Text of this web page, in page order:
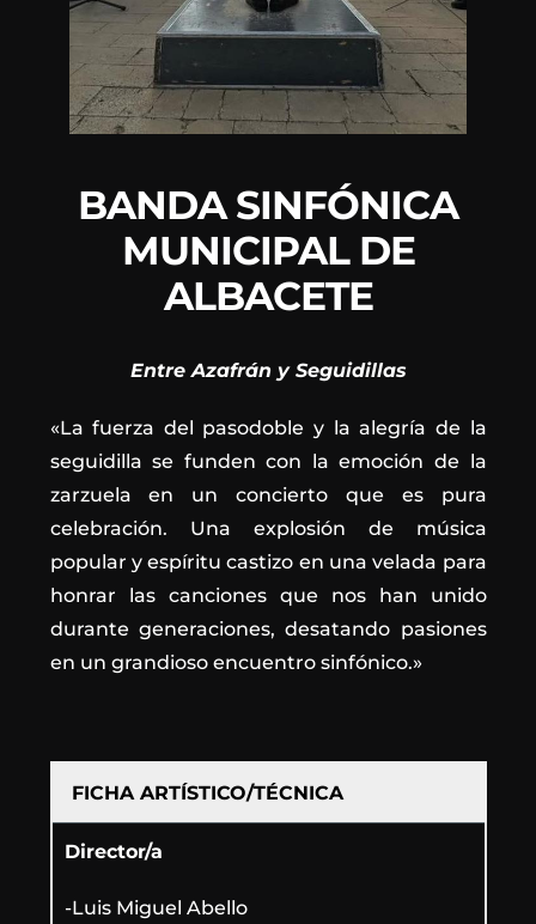
BANDA SINFÓNICA
MUNICIPAL DE
ALBACETE
Entre Azafrán y Seguidillas
«La fuerza del pasodoble y la alegría de la
seguidilla se funden con la emoción de la
zarzuela en un concierto que es pura
celebración. Una explosión de música
popular y espíritu castizo en una velada para
honrar las canciones que nos han unido
durante generaciones, desatando pasiones
en un grandioso encuentro sinfónico.»
FICHA ARTÍSTICO/TÉCNICA
Director/a
-Luis Miguel Abello